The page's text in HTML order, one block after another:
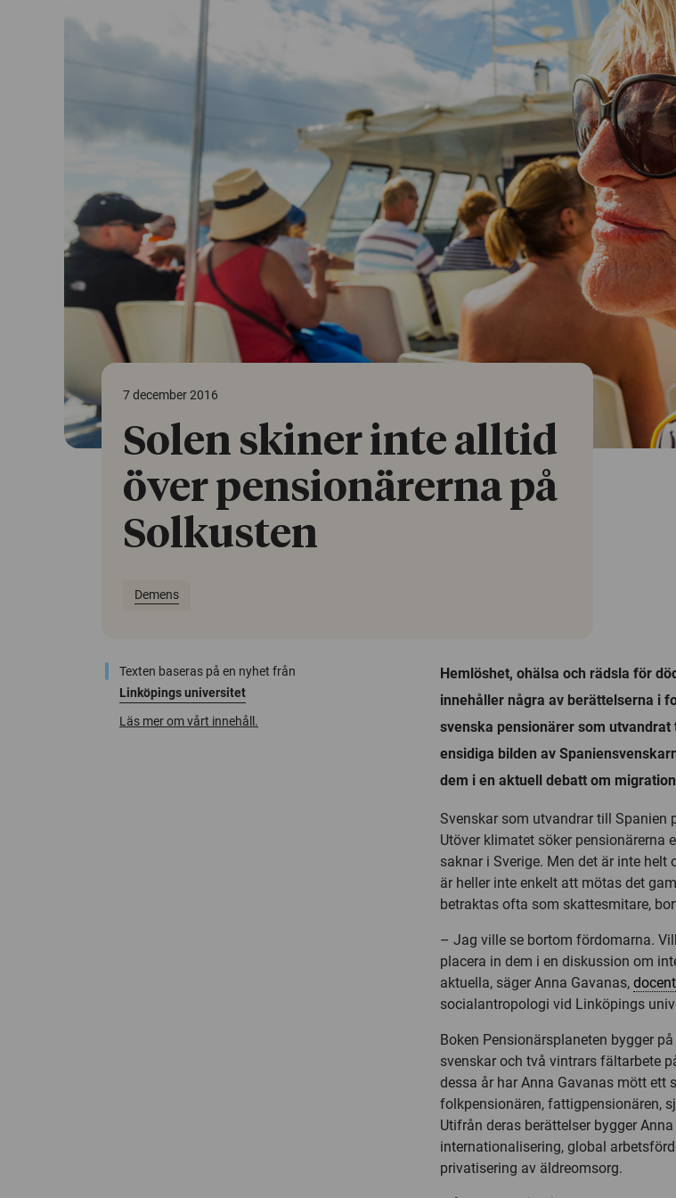
7 december 2016
Solen skiner inte alltid
över pensionärerna på
Solkusten
Demens
Texten baseras på en nyhet från
Linköpings universitet
Läs mer om vårt innehåll.
Hemlöshet, ohälsa och rädsla för
innehåller några av berättelserna i
svenska pensionärer som
ensidiga bilden av
dem i en aktuell debatt om
Svenskar som utvandrar till Spanien
Utöver klimatet söker pensionärerna
saknar i Sverige. Men det är inte
är heller inte enkelt att mötas det
betraktas ofta som skattesmitare,
– Jag ville se bortom fördomarna.
placera in dem i en diskussion om
aktuella, säger Anna Gavanas, docent
socialantropologi vid Linköpings
Boken Pensionärsplaneten bygger
svenskar och två vintrars fältarbete
dessa år har Anna Gavanas mött ett
folkpensionären, fattigpensionären,
Utifrån deras berättelser bygger
internationalisering, global
privatisering av äldreomsorg.